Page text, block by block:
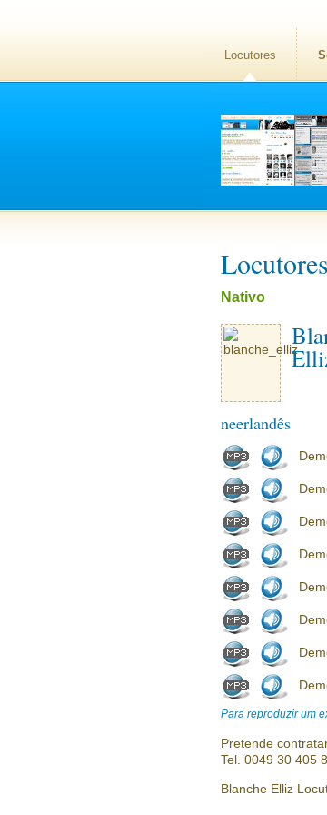
Locutores
Locutores
Nativo
neerlandês
Para reproduzir um
Pretende
Tel. 0049 30 405
Blanche Elliz